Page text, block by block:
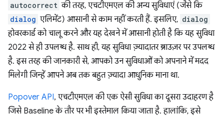
autocorrect की तरह, एचटीएमएल की अन्य सुविधाएं (जैसे कि
dialog एलिमेंट) आसानी से काम नहीं करती हैं. इसलिए, dialog
होवरकार्ड को चालू करने और यह देखने में आसानी होती है कि यह सुविधा
2022 से ही उपलब्ध है. साथ ही, यह सुविधा ज़्यादातर ब्राउज़र पर उपलब्ध
है. इस तरह की जानकारी से, आपको उन सुविधाओं को अपनाने में मदद
मिलेगी जिन्हें आपने अब तक बहुत ज़्यादा आधुनिक माना था.
Popover API, एचटीएमएल की एक ऐसी सुविधा का दूसरा उदाहरण है
जिसे Baseline के तौर पर भी इस्तेमाल किया जाता है. हालांकि, इसे